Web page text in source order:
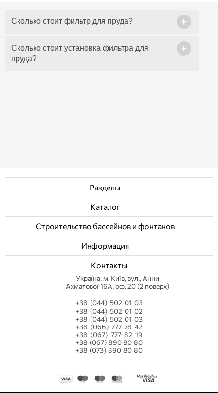
+
Сколько стоит фильтр для пруда?
+
Сколько стоит установка фильтра для
пруда?
Разделы
Каталог
Строительство бассейнов и фонтанов
Информация
Контакты
Українa, м. Київ, вул., Анни
Ахматової 16А, оф. 20 (2 поверх)
+38 (044) 502 01 03
+38 (044) 502 01 02
+38 (044) 502 01 03
+38 (066) 777 78 42
+38 (067) 777 82 19
+38 (067) 890 80 80
+38 (073) 890 80 80